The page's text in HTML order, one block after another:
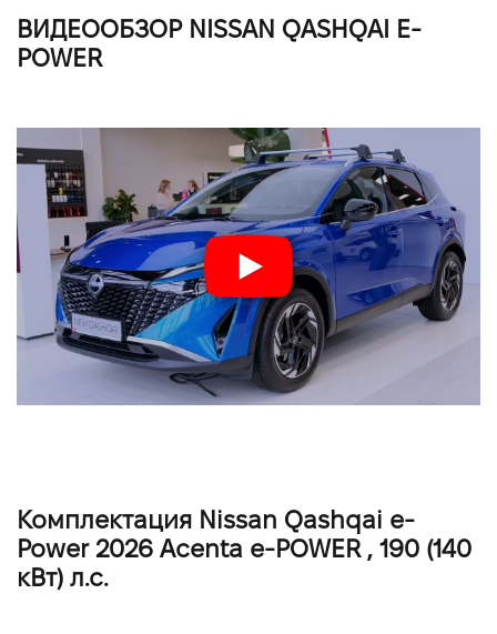
ВИДЕООБЗОР NISSAN QASHQAI E-
POWER
Комплектация Nissan Qashqai e-
Power 2026 Acenta e-POWER , 190 (140
кВт) л.с.